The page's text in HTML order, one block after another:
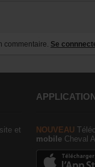
commentaire. Se
et
NOUVEAU
mobile Cheval